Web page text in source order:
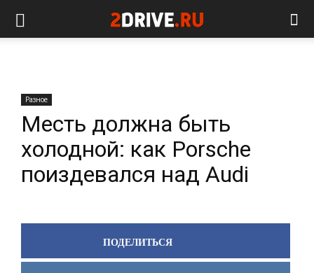
Разное
Месть должна быть
холодной: как Porsche
поиздевался над Audi
ПОДЕЛИТЬСЯ